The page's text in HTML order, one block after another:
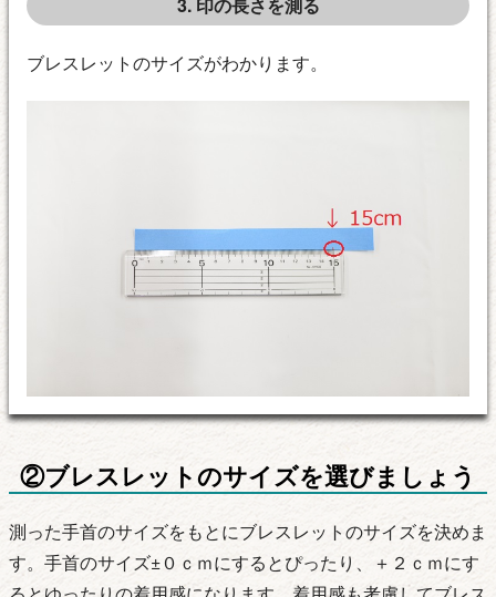
ブレスレットのサイズがわかります。
②ブレスレットのサイズを選びましょう
測った手首のサイズをもとにブレスレットのサイズを決めま
す。手首のサイズ±０ｃｍにするとぴったり、＋２ｃｍにす